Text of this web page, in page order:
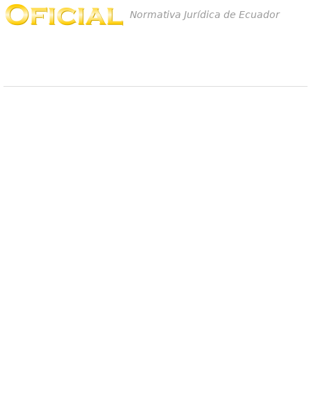
Normativa Jurídica de Ecuador